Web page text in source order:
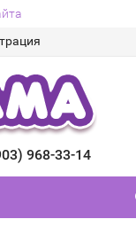
968-33-14